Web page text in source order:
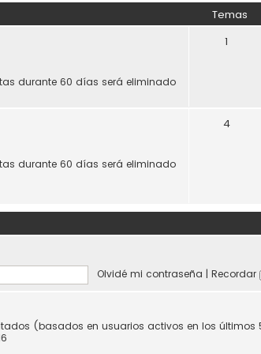
Temas
durante 60 días será eliminado
1
durante 60 días será eliminado
4
Olvidé mi contraseña | Recordar
(basados en usuarios activos en los últimos